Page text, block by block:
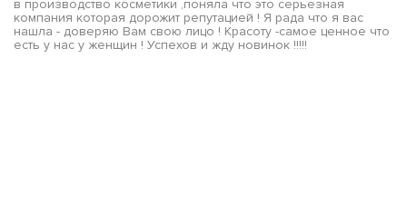
в производство косметики ,поняла что это серьезная
компания которая дорожит репутацией ! Я рада что я вас
нашла - доверяю Вам свою лицо ! Красоту -самое ценное что
есть у нас у женщин ! Успехов и жду новинок !!!!!